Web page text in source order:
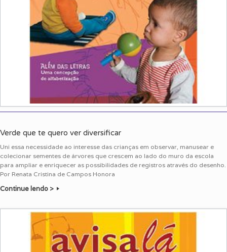
Verde que te quero ver diversificar
Uni essa necessidade ao interesse das crianças em observar, manusear e
colecionar sementes de árvores que crescem ao lado do muro da escola
para ampliar e enriquecer as possibilidades de registros através do desenho.
Por Renata Cristina de Campos Honora
Continue lendo >